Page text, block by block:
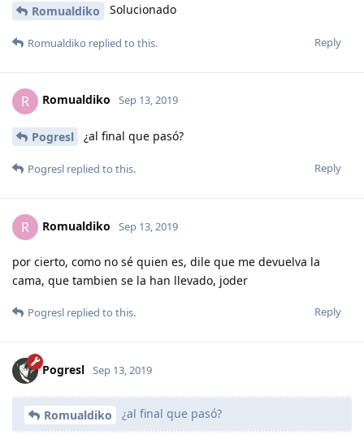
Romualdiko Solucionado
Reply
Romualdiko replied to this.
R Romualdiko Sep 13, 2019
Pogresl ¿al final que pasó?
Reply
Pogresl replied to this.
R Romualdiko Sep 13, 2019
por cierto, como no sé quien es, dile que me devuelva la
cama, que tambien se la han llevado, joder
Reply
Pogresl replied to this.
Pogresl Sep 13, 2019
Romualdiko ¿al final que pasó?